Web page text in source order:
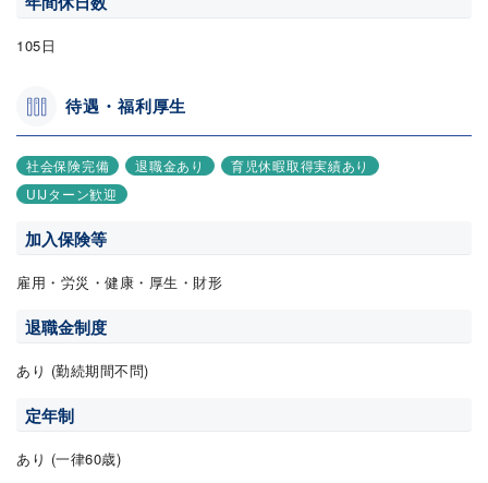
105日
待遇・福利厚生
社会保険完備 退職金あり
育児休暇取得実績あり
UIJターン歓迎
加入保険等
雇用・労災・健康・厚生・財形
退職金制度
あり (勤続期間不問)
定年制
あり (一律60歳)